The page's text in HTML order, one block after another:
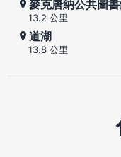
麥克唐納公共圖
13.2 公里
道湖
13.8 公里